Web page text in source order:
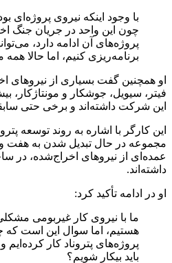
با وجود اینکه نیروی پروژه‌ای
چون این واحد در جریان جنگ
پروژه‌های آن ادامه دارد،
برنامه‌ریزی کنیم، اما حالا
او همچنین گفت بسیاری از نیروهای
فیتر، سیویل، جوشکار و مونتاژکار،
این شرکت داشته‌اند و برخی حتی
این کارگر با اشاره به روند توسعه
مجموعه در حال تبدیل شدن به
عمده‌ای از نیروهای اخراج‌شده، در
داشته‌اند.
او در ادامه تأکید کرد:
ما با نیروی کار غیربومی
هستیم، اما سوال این است که
پروژه‌های پتروناد کار کرده‌ایم
باید بیکار شویم؟